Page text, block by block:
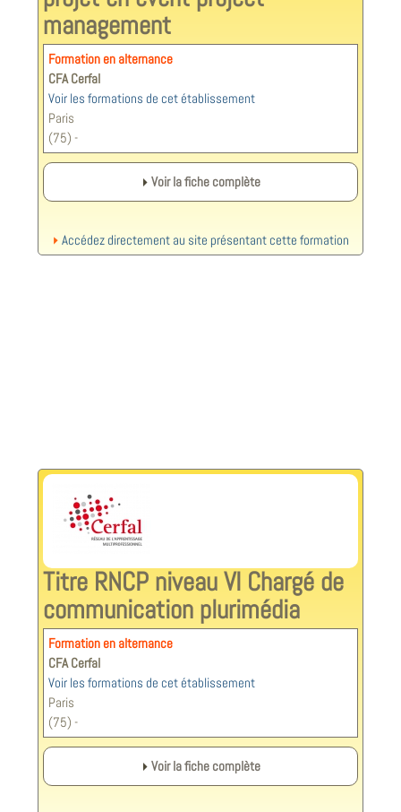
management
Formation en alternance
CFA Cerfal
Voir les formations de cet établissement
Paris
(75) -
Voir la fiche complète
Accédez directement au site présentant cette formation
Titre RNCP niveau VI Chargé de
communication plurimédia
Formation en alternance
CFA Cerfal
Voir les formations de cet établissement
Paris
(75) -
Voir la fiche complète